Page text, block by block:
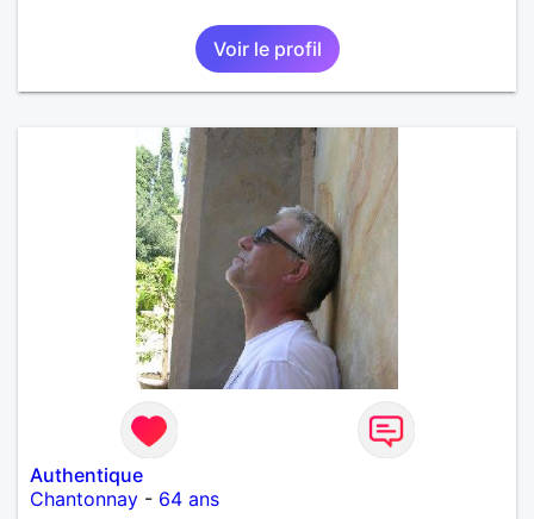
Voir le profil
Authentique
Chantonnay - 64 ans